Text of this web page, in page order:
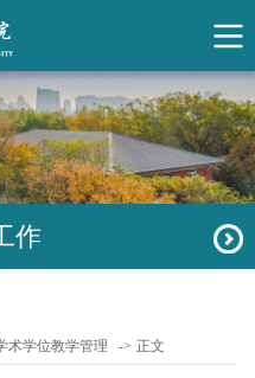
作
术学位教学管理 -> 正文